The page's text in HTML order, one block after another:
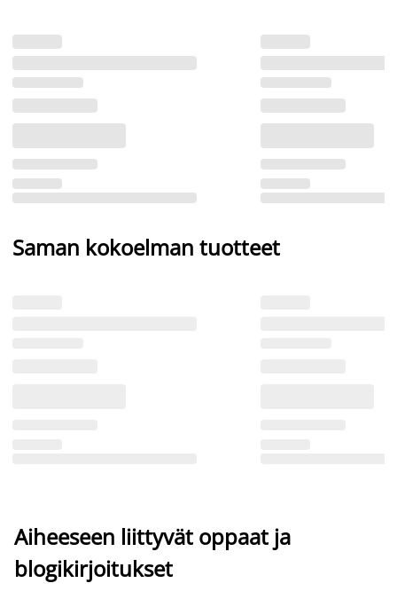
Saman kokoelman tuotteet
Aiheeseen liittyvät oppaat ja
blogikirjoitukset